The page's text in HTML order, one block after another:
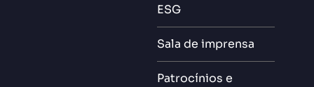
ESG
Sala de imprensa
Patrocínios e